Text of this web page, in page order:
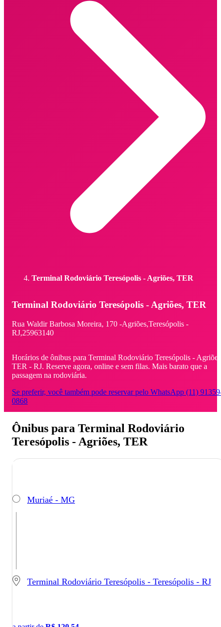
Terminal Rodoviário Teresópolis - Agriões, TER
Terminal Rodoviário Teresópolis - Agriões, TER
Rua Waldir Barbosa Moreira, 170 -Agriões,Teresópolis -
RJ,25963140
Horários de ônibus para Terminal Rodoviário Teresópolis -
TER - RJ. Reserve agora, online e sem filas. Mais barato que a
passagem na rodoviária.
Se preferir, você também pode reservar pelo WhatsApp (11)
0868
Ônibus para Terminal Rodoviário
Teresópolis - Agriões, TER
Muriaé - MG
Terminal Rodoviário Teresópolis - Teresópolis - RJ